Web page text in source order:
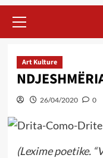
Menu
Art Kulture
26/04/2020 0
(Lexime poetike.